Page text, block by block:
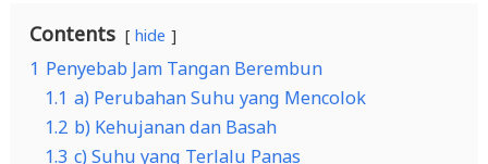
Contents hide
1 Penyebab Jam Tangan Berembun
1.1 a) Perubahan Suhu yang Mencolok
1.2 b) Kehujanan dan Basah
1.3 c) Suhu yang Terlalu Panas